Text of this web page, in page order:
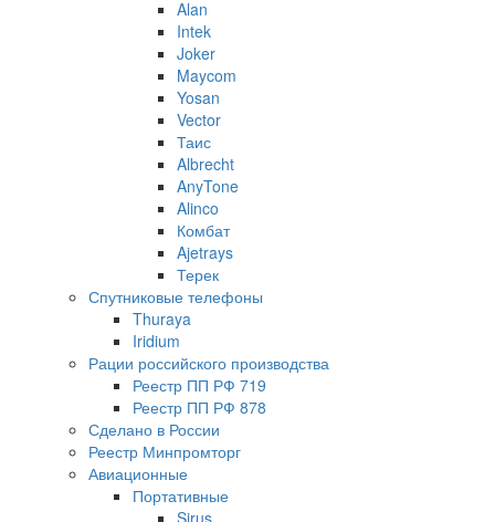
Alan
Intek
Joker
Maycom
Yosan
Vector
Таис
Albrecht
AnyTone
Alinco
Комбат
Ajetrays
Терек
Спутниковые телефоны
Thuraya
Iridium
Рации российского производства
Реестр ПП РФ 719
Реестр ПП РФ 878
Сделано в России
Реестр Минпромторг
Авиационные
Портативные
Sirus